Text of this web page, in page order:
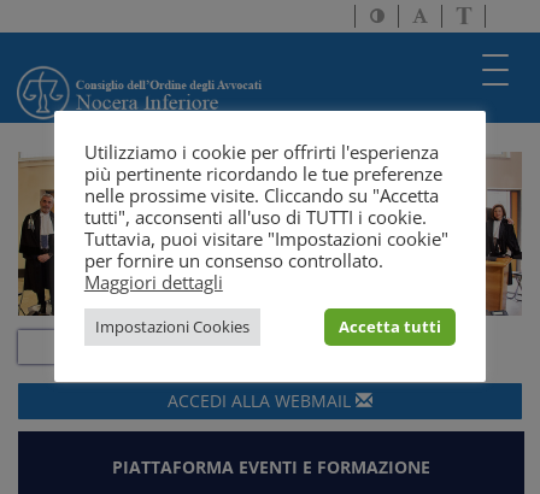
Attiva/disattiva
alto
Attiva/
dimensione
a
solo
testo
ACCEDI ALLA WEBMAIL
PIATTAFORMA EVENTI E FORMAZIONE
Utilizziamo i cookie per offrirti l'esperienza
più pertinente ricordando le tue preferenze
nelle prossime visite. Cliccando su "Accetta
tutti", acconsenti all'uso di TUTTI i cookie.
Tuttavia, puoi visitare "Impostazioni cookie"
per fornire un consenso controllato.
Maggiori dettagli
Impostazioni Cookies Accetta tutti